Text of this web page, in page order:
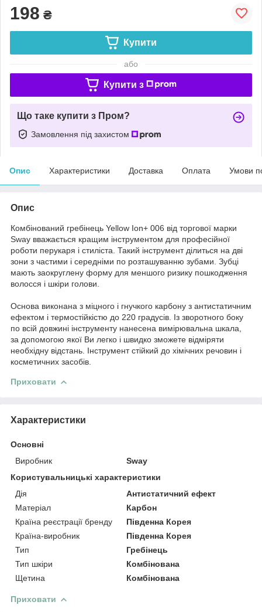
198 ₴
Купити
або
Купити з
Що таке купити з Пром?
Замовлення під захистом
Опис Характеристики Доставка Оплата Умови
Опис
Комбінований гребінець Yellow Ion+ 006 від торгової марки
Sway вважається кращим інструментом для професійної
роботи перукаря і стиліста. Такий інструмент ділиться на дві
зони з частими і середніми по розташуванню зубами. Зубці
мають заокруглену форму для меншого ризику пошкодження
волосся і шкіри голови.
Основа виконана з міцного і гнучкого карбону з антистатичним
ефектом і термостійкістю до 220 градусів. Із зворотного боку
по всій довжині інструменту нанесена вимірювальна шкала,
за допомогою якої Ви легко і швидко зможете відміряти
необхідну відстань. Інструмент стійкий до хімічних речовин і
косметичних засобів.
Приховати
Характеристики
Основні
Виробник
Sway
Користувальницькі характеристики
Дія
Антистатичний ефект
Матеріал
Карбон
Країна реєстрації бренду
Південна Корея
Країна-виробник
Південна Корея
Тип
Гребінець
Тип шкіри
Комбінована
Щетина
Комбінована
Приховати